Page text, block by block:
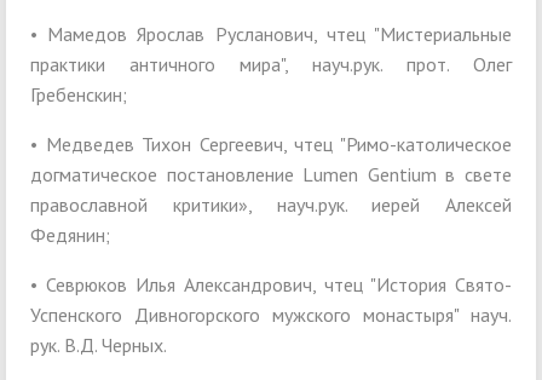
• Мамедов Ярослав Русланович, чтец "Мистериальные
практики античного мира", науч.рук. прот. Олег
Гребенскин;
• Медведев Тихон Сергеевич, чтец "Римо-католическое
догматическое постановление Lumen Gentium в свете
православной критики», науч.рук. иерей Алексей
Федянин;
• Севрюков Илья Александрович, чтец "История Свято-
Успенского Дивногорского мужского монастыря" науч.
рук. В.Д. Черных.